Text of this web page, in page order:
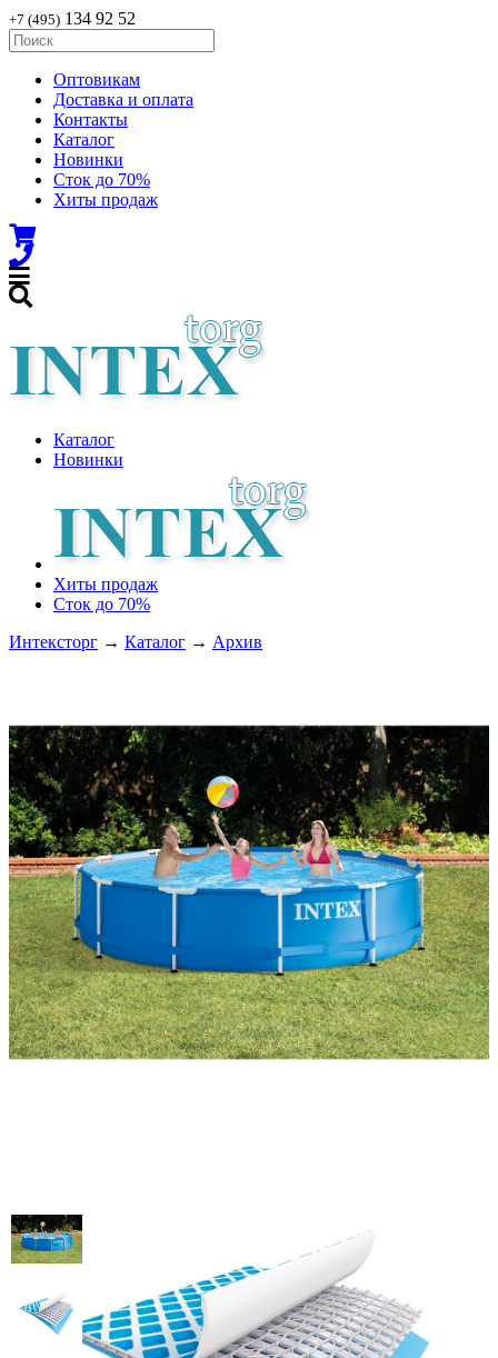
+7 (495) 134 92 52
Оптовикам
Доставка и оплата
Контакты
Каталог
Новинки
Сток до 70%
Хиты продаж
Каталог
Новинки
Хиты продаж
Сток до 70%
Интексторг → Каталог → Архив